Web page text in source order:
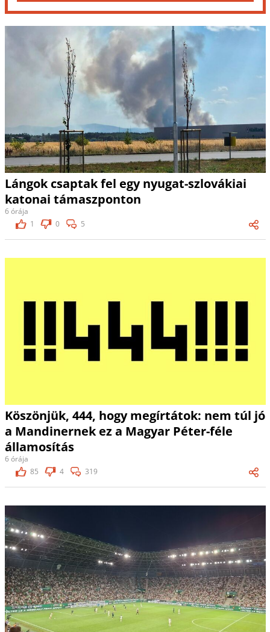
Lángok csaptak fel egy nyugat-szlovákiai
katonai támaszponton
6 órája
1
0 5
Köszönjük, 444, hogy megírtátok: nem túl jó
a Mandinernek ez a Magyar Péter-féle
államosítás
6 órája
85
4 319